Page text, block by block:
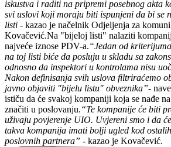
iskustva i raditi na pripremi posebnog akta
svi uslovi koji moraju biti ispunjeni da bi se
listi - kazao je načelnik Odjeljenja za
Kovačević.Na "bijeloj listi" nalaziti
najveće iznose PDV-a.“Jedan od
na toj listi biće da posluju u skladu sa
odnosno da inspektori u kontrolama nisu
Nakon definisanja svih uslova filtriraćemo
javno objaviti "bijelu listu" obveznika”-
ističu da će svakoj kompaniji koja se nađe
značiti u poslovanju.“Te kompanije će biti
uživaju povjerenje UIO. Uvjereni smo i da
takva kompanija imati bolji ugled kod
poslovnih partnera” - kazao je Kovačević.